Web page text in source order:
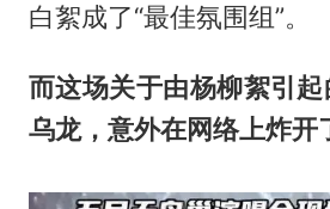
白絮成了“最佳氛围组”。
而这场关于由杨柳絮引起
乌龙，意外在网络上炸开